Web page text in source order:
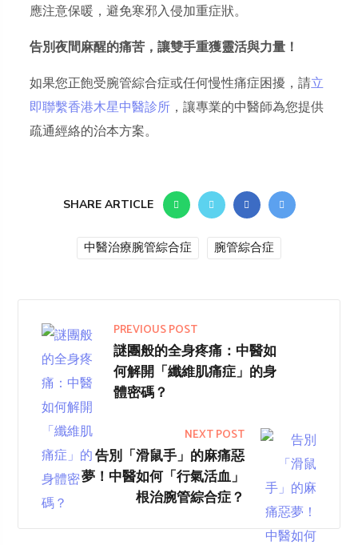
應注意保暖，避免寒邪入侵加重症狀。
告別夜間麻醒的痛苦，讓雙手重獲靈活與力量！
如果您正飽受腕管綜合症或任何慢性痛症困擾，請立
即聯繫香港木星中醫診所 ，讓專業的中醫師為您提供
疏通經絡的治本方案。
SHARE ARTICLE
中醫治療腕管綜合症 腕管綜合症
PREVIOUS POST
謎團般的全身疼痛：中醫如
何解開「纖維肌痛症」的身
體密碼？
NEXT POST
告別「滑鼠手」的麻痛惡
夢！中醫如何「行氣活血」
根治腕管綜合症？